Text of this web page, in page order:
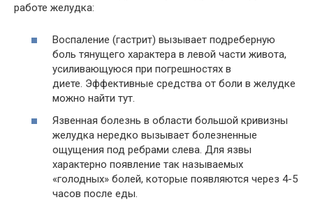
работе желудка:
Воспаление (гастрит) вызывает подреберную
боль тянущего характера в левой части живота,
усиливающуюся при погрешностях в
диете. Эффективные средства от боли в желудке
можно найти тут.
Язвенная болезнь в области большой кривизны
желудка нередко вызывает болезненные
ощущения под ребрами слева. Для язвы
характерно появление так называемых
«голодных» болей, которые появляются через 4-5
часов после еды.